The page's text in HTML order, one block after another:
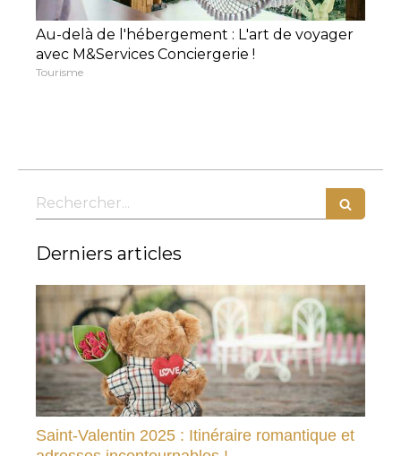
Au-delà de l'hébergement : L'art de voyager
avec M&Services Conciergerie !
Tourisme
Rechercher
Derniers articles
Saint-Valentin 2025 : Itinéraire romantique et